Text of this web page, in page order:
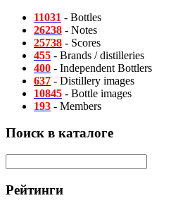
11031 - Bottles
26238 - Notes
25738 - Scores
455 - Brands / distilleries
400 - Independent Bottlers
637 - Distillery images
10845 - Bottle images
193 - Members
Поиск в каталоге
Рейтинги